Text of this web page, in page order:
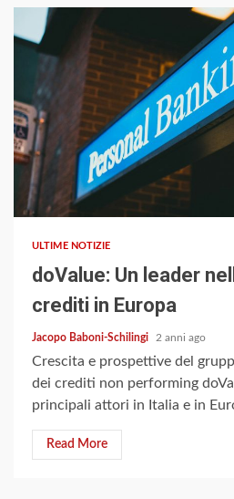
3 min read
ULTIME NOTIZIE
doValue: Un leader
crediti in Europa
Jacopo Baboni-Schilingi 2 anni ago
Crescita e prospettive del
dei crediti non performing
principali attori in Italia e in
Read More